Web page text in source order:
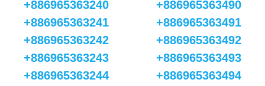
+886965363240
+886965363241
+886965363242
+886965363243
+886965363244
+886965363490
+886965363491
+886965363492
+886965363493
+886965363494